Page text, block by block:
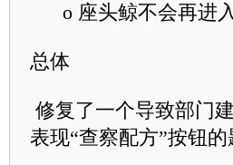
o 座头鲸不会再进入
总体
修复了一个导致部门
表现“查察配方”按钮的